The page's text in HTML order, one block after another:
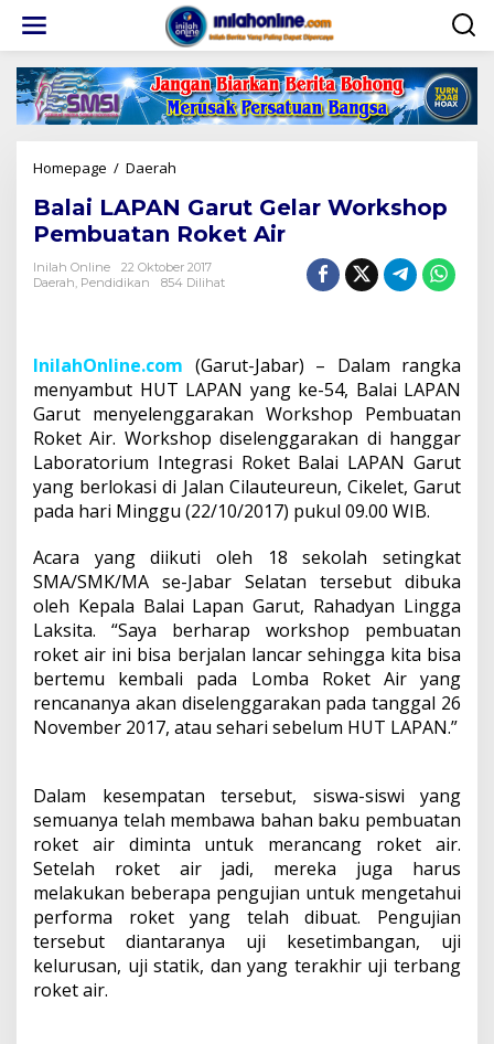
konten
Homepage / Daerah
Garut
Gelar
Workshop
Pembuatan
Roket
Balai LAPAN Garut Gelar Workshop
Pembuatan Roket Air
Inilah Online
22 Oktober 2017
Daerah Pendidikan 854 Dilihat
InilahOnline.com (Garut-Jabar) – Dalam rangka
menyambut HUT LAPAN yang ke-54, Balai LAPAN
Garut menyelenggarakan Workshop Pembuatan
Roket Air. Workshop diselenggarakan di hanggar
Laboratorium Integrasi Roket Balai LAPAN Garut
yang berlokasi di Jalan Cilauteureun, Cikelet, Garut
pada hari Minggu (22/10/2017) pukul 09.00 WIB.
Acara yang diikuti oleh 18 sekolah setingkat
SMA/SMK/MA se-Jabar Selatan tersebut dibuka
oleh Kepala Balai Lapan Garut, Rahadyan Lingga
Laksita. “Saya berharap workshop pembuatan
roket air ini bisa berjalan lancar sehingga kita bisa
bertemu kembali pada Lomba Roket Air yang
rencananya akan diselenggarakan pada tanggal 26
November 2017, atau sehari sebelum HUT LAPAN.”
Dalam kesempatan tersebut, siswa-siswi yang
semuanya telah membawa bahan baku pembuatan
roket air diminta untuk merancang roket air.
Setelah roket air jadi, mereka juga harus
melakukan beberapa pengujian untuk mengetahui
performa roket yang telah dibuat. Pengujian
tersebut diantaranya uji kesetimbangan, uji
kelurusan, uji statik, dan yang terakhir uji terbang
roket air.